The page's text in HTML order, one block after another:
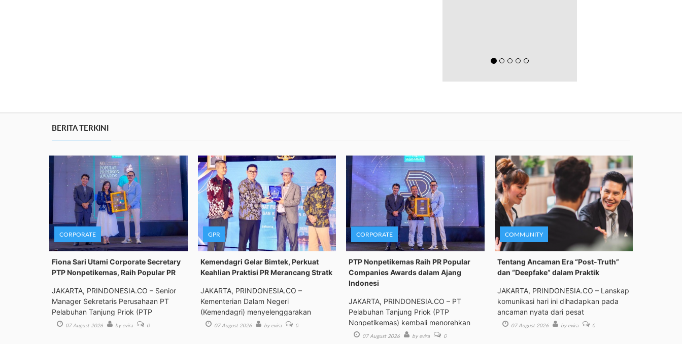
BERITA TERKINI
CORPORATE
Fiona Sari Utami Corporate Secretary
PTP Nonpetikemas, Raih Popular PR
JAKARTA, PRINDONESIA.CO – Senior
Manager Sekretaris Perusahaan PT
Pelabuhan Tanjung Priok (PTP
07 August 2026 by evira 0
GPR
Kemendagri Gelar Bimtek, Perkuat
Keahlian Praktisi PR Merancang Stratk
JAKARTA, PRINDONESIA.CO –
Kementerian Dalam Negeri
(Kemendagri) menyelenggarakan
Bimbingan Tek
07 August 2026 by evira 0
CORPORATE
PTP Nonpetikemas Raih PR Popular
Companies Awards dalam Ajang
Indonesi
JAKARTA, PRINDONESIA.CO – PT
Pelabuhan Tanjung Priok (PTP
Nonpetikemas) kembali menorehkan
pre 07 August 2026 by evira 0
COMMUNITY
Tentang Ancaman Era “Post-Truth”
dan “Deepfake” dalam Praktik
JAKARTA, PRINDONESIA.CO – Lanskap
komunikasi hari ini dihadapkan pada
ancaman nyata dari pesat
07 August 2026 by evira 0